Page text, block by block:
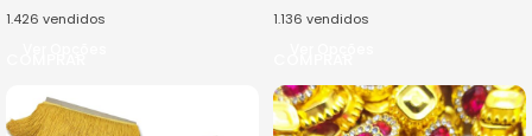
1.426 vendidos 1.136 vendidos